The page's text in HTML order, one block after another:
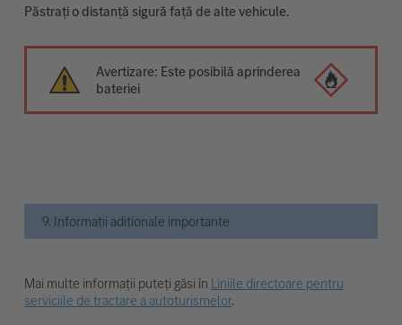
Păstrați o distanță sigură față de alte vehicule.
Avertizare: Este posibilă aprinderea
bateriei
9. Informații adiționale importante
Mai multe informații puteți găsi în Liniile directoare pentru
serviciile de tractare a autoturismelor.